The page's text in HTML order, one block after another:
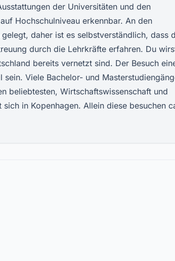
der Universitäten und den
Hochschulniveau erkennbar. An den
daher ist es selbstverständlich, dass
durch die Lehrkräfte erfahren. Du
bereits vernetzt sind. Der Besuch
Viele Bachelor- und
beliebtesten, Wirtschaftswissenschaft und
in Kopenhagen. Allein diese besuchen